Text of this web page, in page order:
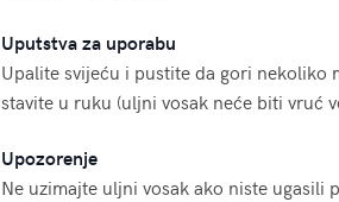
Uputstva za uporabu
Upalite svijeću i pustite da gori nekoliko
stavite u ruku (uljni vosak neće biti vruć
Upozorenje
Ne uzimajte uljni vosak ako niste ugasili